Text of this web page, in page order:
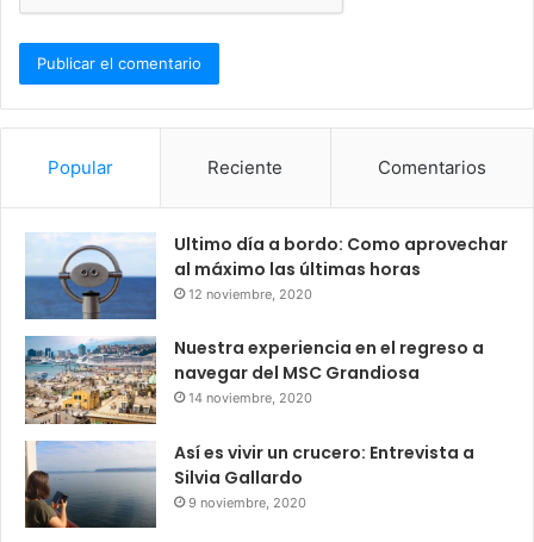
Popular Reciente Comentarios
Ultimo día a bordo: Como aprovechar
al máximo las últimas horas
12 noviembre, 2020
Nuestra experiencia en el regreso a
navegar del MSC Grandiosa
14 noviembre, 2020
Así es vivir un crucero: Entrevista a
Silvia Gallardo
9 noviembre, 2020